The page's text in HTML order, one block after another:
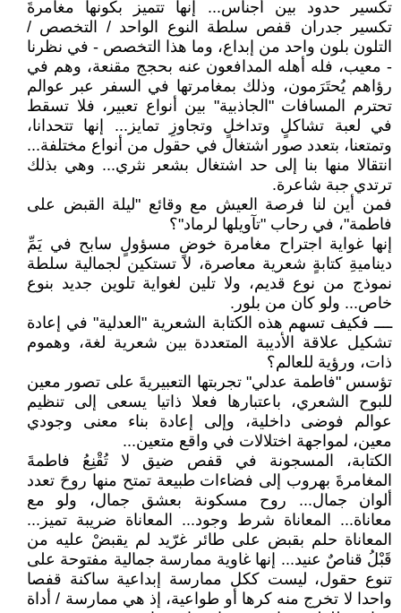
تكسير حدود بين أجناس... إنها تتميز بكونها مغامرةَ
تكسير جدران قفص سلطة النوع الواحد / التخصص /
التلون بلون واحد من إبداع، وما هذا التخصص - في نظرنا
- معيب، فله أهله المدافعون عنه بحجج مقنعة، وهم في
رؤاهم يُحتَرَمون، وذلك بمغامرتها في السفر عبر عوالم
تحترم المسافات "الجاذبية" بين أنواع تعبير، فلا تسقط
في لعبة تشاكلٍ وتداخلٍ وتجاوزِ تمايز... إنها تتحدانا،
وتمتعنا، بتعدد صور اشتغال في حقول من أنواع مختلفة...
انتقالا منها بنا إلى حد اشتغال بشعر نثري... وهي بذلك
ترتدي جبة شاعرة.
فمن أين لنا فرصة العيش مع وقائع "ليلة القبض على
فاطمة"، في رحاب "تآويلها لرماد"؟
إنها غواية اجتراح مغامرة خوضٍ مسؤولٍ سابح في يَمِّ
ديناميةِ كتابةٍ شعرية معاصرة، لا تستكين لجمالية سلطة
نموذج من نوع قديم، ولا تلين لغواية تلوين جديد بنوع
خاص... ولو كان من بلور.
ــــ فكيف تسهم هذه الكتابة الشعرية "العدلية" في إعادة
تشكيل علاقة الأديبة المتعددة بين شعرية لغة، وهموم
ذات، ورؤية للعالم؟
تؤسس "فاطمة عدلي" تجربتها التعبيريةَ على تصور معين
للبوح الشعري، باعتبارها فعلا ذاتيا يسعى إلى تنظيم
عوالم فوضى داخلية، وإلى إعادة بناء معنى وجودي
معين، لمواجهة اختلالات في واقع متعين...
الكتابة، المسجونة في قفص ضيق لا تُقْنِعُ فاطمةَ
المغامرةَ بهروب إلى فضاءات طبيعة تمتح منها روحَ تعدد
ألوان جمال... روح مسكونة بعشق جمال، ولو مع
معاناة... المعاناة شرط وجود... المعاناة ضريبة تميز...
المعاناة حلم بقبض على طائر غرّيد لم يقبضْ عليه من
قَبْلُ قناصٌ عنيد... إنها غاوية ممارسة جمالية مفتوحة على
تنوع حقول، ليست ككل ممارسة إبداعية ساكنة قفصا
واحدا لا تخرج منه كرها أو طواعية، إذ هي ممارسة / أداة